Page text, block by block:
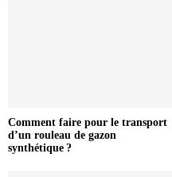
Comment faire pour le transport
d’un rouleau de gazon
synthétique ?